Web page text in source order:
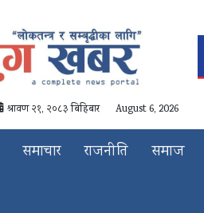
श्रावण २१, २०८३ बिहिबार August 6, 2026
समाचार राजनीति समाज